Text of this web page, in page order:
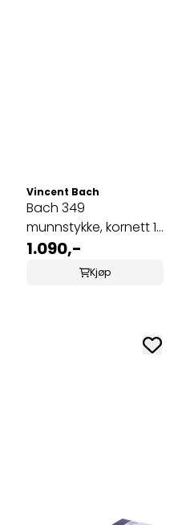
Vincent Bach
Bach 349
munnstykke, kornett 1-
1/4C
1.090,-
Kjøp